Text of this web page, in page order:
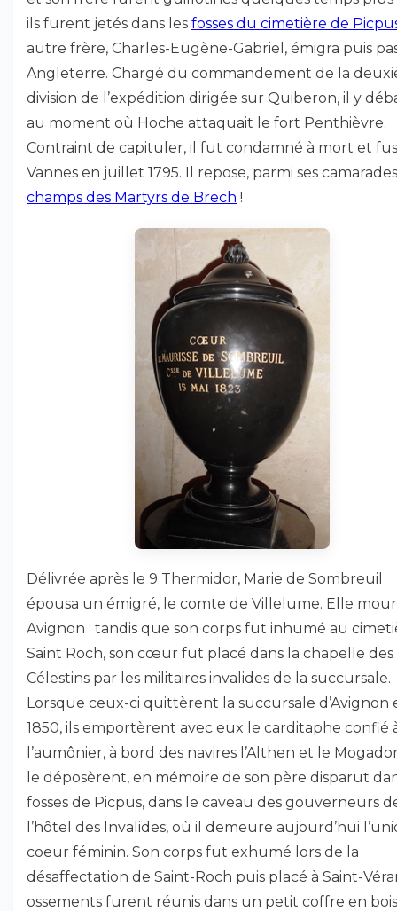
ils furent jetés dans les fosses du cimetière de
autre frère, Charles-Eugène-Gabriel, émigra puis
Angleterre. Chargé du commandement de la
division de l’expédition dirigée sur Quiberon, il y
au moment où Hoche attaquait le fort Penthièvre.
Contraint de capituler, il fut condamné à mort et
Vannes en juillet 1795. Il repose, parmi ses
champs des Martyrs de Brech !
Délivrée après le 9 Thermidor, Marie de Sombreuil
épousa un émigré, le comte de Villelume. Elle
Avignon : tandis que son corps fut inhumé au
Saint Roch, son cœur fut placé dans la chapelle des
Célestins par les militaires invalides de la succursale.
Lorsque ceux-ci quittèrent la succursale d’Avignon
1850, ils emportèrent avec eux le carditaphe confié
l’aumônier, à bord des navires l’Althen et le
le déposèrent, en mémoire de son père disparut
fosses de Picpus, dans le caveau des gouverneurs
l’hôtel des Invalides, où il demeure aujourd’hui
coeur féminin. Son corps fut exhumé lors de la
désaffectation de Saint-Roch puis placé à Saint-
ossements furent réunis dans un petit coffre en